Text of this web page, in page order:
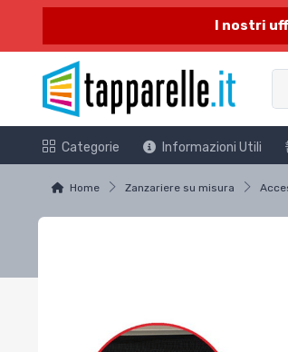
I nostri
Categorie Informazioni Utili
Home Zanzariere su misura